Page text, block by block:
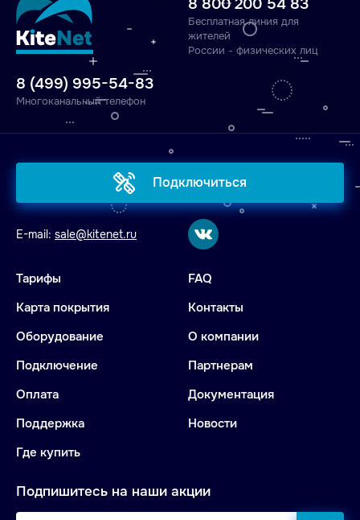
8 800 200 54 83
Бесплатная линия для
жителей
России - физических лиц
8 (499) 995-54-83
Многоканальный телефон
Подключиться
E-mail: sale@kitenet.ru
Тарифы
Карта покрытия
Оборудование
Подключение
Оплата
Поддержка
Где купить
FAQ
Контакты
О компании
Партнерам
Документация
Новости
Подпишитесь на наши акции